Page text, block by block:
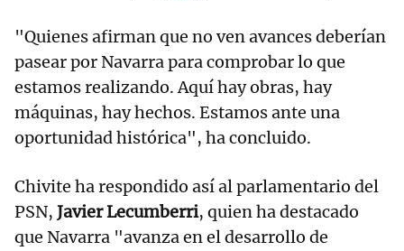
"Quienes afirman que no ven avances deberían
pasear por Navarra para comprobar lo que
estamos realizando. Aquí hay obras, hay
máquinas, hay hechos. Estamos ante una
oportunidad histórica", ha concluido.
Chivite ha respondido así al parlamentario del
PSN, Javier Lecumberri, quien ha destacado
que Navarra "avanza en el desarrollo de